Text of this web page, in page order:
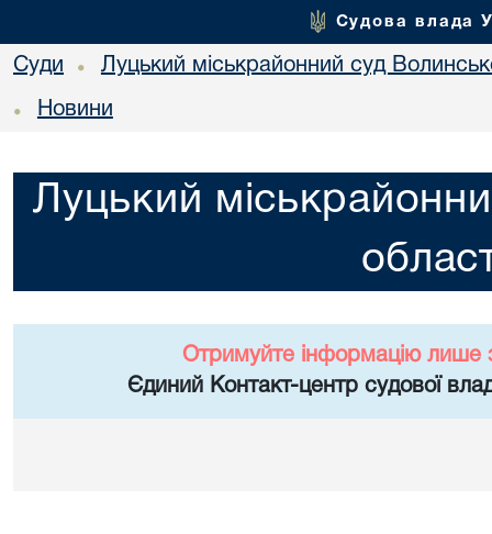
Судова влада
Суди • Луцький міськрайонний суд
• Новини
Луцький
Отримуйте інформацію лише
Єдиний Контакт-центр судової